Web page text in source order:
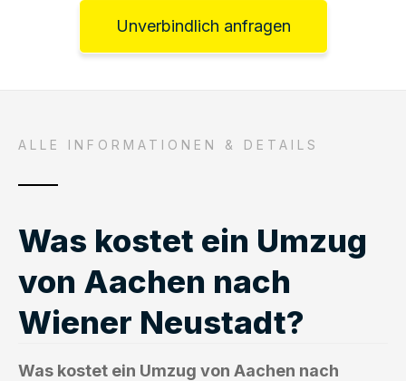
Unverbindlich anfragen
ALLE INFORMATIONEN & DETAILS
Was kostet ein Umzug
von Aachen nach
Wiener Neustadt?
Was kostet ein Umzug von Aachen nach